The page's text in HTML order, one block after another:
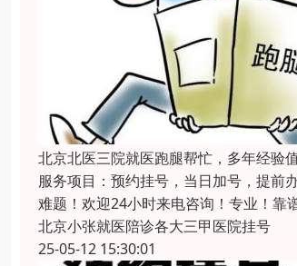
北京北医三院就医跑腿帮忙，多年经验
服务项目：预约挂号，当日加号，提前
难题！欢迎24小时来电咨询！专业！靠
北京小张就医陪诊各大三甲医院挂号
25-05-12 15:30:01